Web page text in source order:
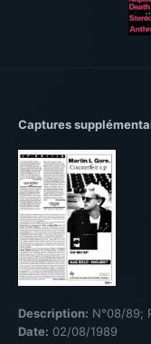
Captures
Description: N°08/89;
Date: 02/08/1989